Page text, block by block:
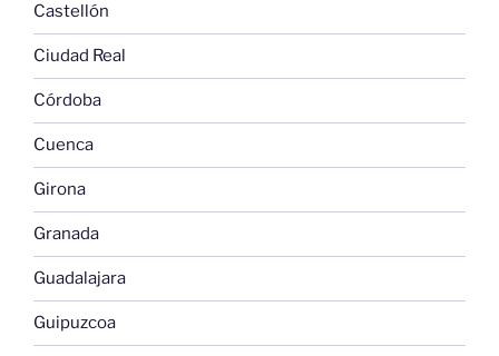
Castellón
Ciudad Real
Córdoba
Cuenca
Girona
Granada
Guadalajara
Guipuzcoa